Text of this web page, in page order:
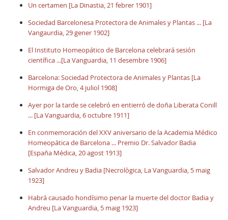
Un certamen [La Dinastia, 21 febrer 1901]
Sociedad Barcelonesa Protectora de Animales y Plantas ... [La
Vangaurdia, 29 gener 1902]
El Instituto Homeopático de Barcelona celebrará sesión
científica ...[La Vanguardia, 11 desembre 1906]
Barcelona: Sociedad Protectora de Animales y Plantas [La
Hormiga de Oro, 4 juliol 1908]
Ayer por la tarde se celebró en entierró de doña Liberata Conill
... [La Vanguardia, 6 octubre 1911]
En conmemoración del XXV aniversario de la Academia Médico
Homeopática de Barcelona ... Premio Dr. Salvador Badia
[España Médica, 20 agost 1913]
Salvador Andreu y Badia [Necrològica, La Vanguardia, 5 maig
1923]
Habrá causado hondísimo penar la muerte del doctor Badia y
Andreu [La Vanguardia, 5 maig 1923]